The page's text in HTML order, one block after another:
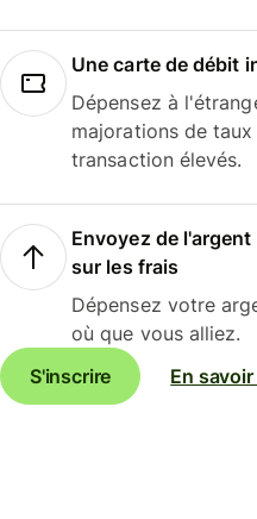
Une carte de débit
Dépensez à
majorations de
transaction élevés.
Envoyez de
sur les frais
Dépensez votre
où que vous alliez.
S'inscrire
En